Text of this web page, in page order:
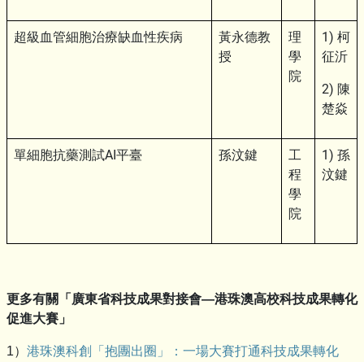
超級血管細胞治療缺血性疾病
黃永德教
授
理
學
院
1) 柯
征沂
2) 陳
楚焱
單細胞抗藥測試AI平臺 孫汶鍵
工
程
學
院
1) 孫
汶鍵
更多有關「廣東省科技成果對接會—港珠澳高校科技成果轉化
促進大賽」
1） 港珠澳科創「抱團出圈」：一場大賽打通科技成果轉化